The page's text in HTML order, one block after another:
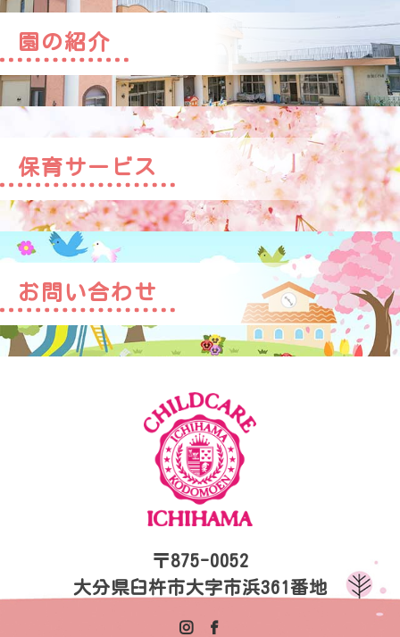
園の紹介
保育サービス
お問い合わせ
〒875-0052
大分県臼杵市大字市浜361番地